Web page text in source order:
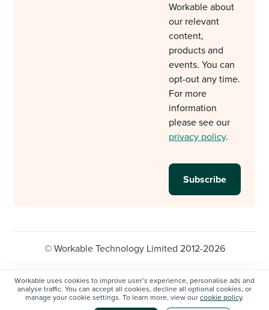
Workable uses cookies to improve user’s experience, personalise ads and
analyse traffic. You can accept all cookies, decline all optional cookies, or
manage your cookie settings. To learn more, view our cookie policy.
Workable about
our relevant
content,
products and
events. You can
opt-out any time.
For more
information
please see our
privacy policy.
© Workable Technology Limited 2012-2026
Privacy policy
Cookie Settings
Do not sell/share my personal information